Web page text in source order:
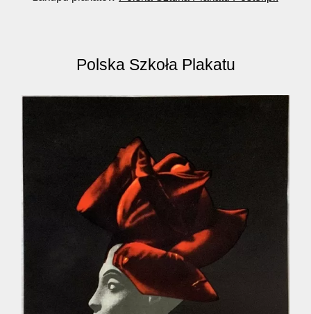
Polska Szkoła Plakatu